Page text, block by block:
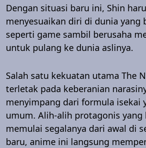
Dengan situasi baru ini, Shin
menyesuaikan diri di dunia yang
seperti game sambil berusaha
untuk pulang ke dunia aslinya.
Salah satu kekuatan utama The
terletak pada keberanian
menyimpang dari formula isekai
umum. Alih-alih protagonis yang
memulai segalanya dari awal di
baru, anime ini langsung